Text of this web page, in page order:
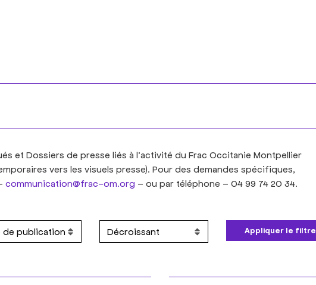
et Dossiers de presse liés à l’activité du Frac Occitanie Montpellier
vers les visuels presse). Pour des demandes spécifiques,
communication@frac-om.org – ou par téléphone – 04 99 74 20 34.
Appliquer le filtre